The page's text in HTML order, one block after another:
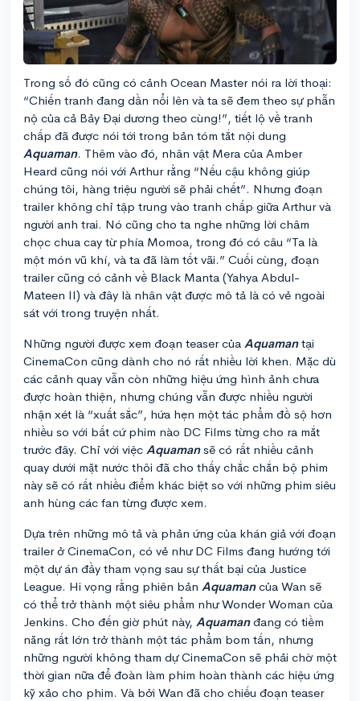
Trong số đó cũng có cảnh Ocean Master nói ra lời thoại:
“Chiến tranh đang dần nổi lên và ta sẽ đem theo sự phẫn
nộ của cả Bảy Đại dương theo cùng!”, tiết lộ về tranh
chấp đã được nói tới trong bản tóm tắt nội dung
Aquaman. Thêm vào đó, nhân vật Mera của Amber
Heard cũng nói với Arthur rằng “Nếu cậu không giúp
chúng tôi, hàng triệu người sẽ phải chết”. Nhưng đoạn
trailer không chỉ tập trung vào tranh chấp giữa Arthur và
người anh trai. Nó cũng cho ta nghe những lời châm
chọc chua cay từ phía Momoa, trong đó có câu “Ta là
một món vũ khí, và ta đã làm tốt vãi.” Cuối cùng, đoạn
trailer cũng có cảnh về Black Manta (Yahya Abdul-
Mateen II) và đây là nhân vật được mô tả là có vẻ ngoài
sát với trong truyện nhất.
Những người được xem đoạn teaser của Aquamantại
CinemaCon cũng dành cho nó rất nhiều lời khen. Mặc dù
các cảnh quay vẫn còn những hiệu ứng hình ảnh chưa
được hoàn thiện, nhưng chúng vẫn được nhiều người
nhận xét là “xuất sắc”, hứa hẹn một tác phẩm đồ sộ hơn
nhiều so với bất cứ phim nào DC Films từng cho ra mắt
trước đây. Chỉ với việc Aquamansẽ có rất nhiều cảnh
quay dưới mặt nước thôi đã cho thấy chắc chắn bộ phim
này sẽ có rất nhiều điểm khác biệt so với những phim siêu
anh hùng các fan từng được xem.
Dựa trên những mô tả và phản ứng của khán giả với đoạn
trailer ở CinemaCon, có vẻ như DC Films đang hướng tới
một dự án đầy tham vọng sau sự thất bại của Justice
League. Hi vọng rằng phiên bản Aquamancủa Wan sẽ
có thể trở thành một siêu phẩm như Wonder Woman của
Jenkins. Cho đến giờ phút này, Aquamanđang có tiềm
năng rất lớn trở thành một tác phẩm bom tấn, nhưng
những người không tham dự CinemaCon sẽ phải chờ một
thời gian nữa để đoàn làm phim hoàn thành các hiệu ứng
kỹ xảo cho phim. Và bởi Wan đã cho chiếu đoạn teaser